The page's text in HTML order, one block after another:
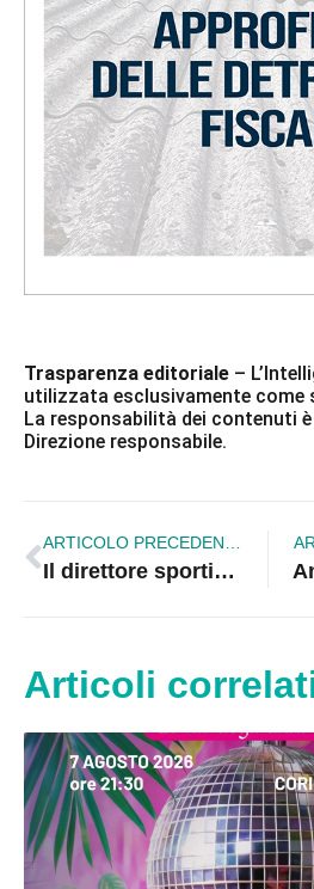
Trasparenza editoriale –
utilizzata esclusivamente come
La responsabilità dei contenuti è
Direzione responsabile.
Il direttore sportivo della Corigliano Volley sulla vicenda migranti/palasport
Articoli